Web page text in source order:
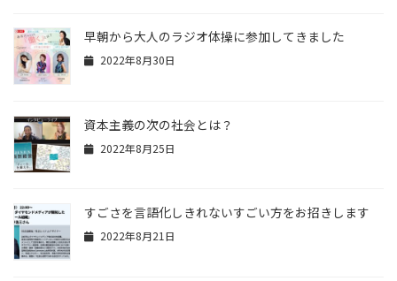
早朝から大人のラジオ体操に参加してきました
2022年8月30日
資本主義の次の社会とは？
2022年8月25日
すごさを言語化しきれないすごい方をお招きします
2022年8月21日